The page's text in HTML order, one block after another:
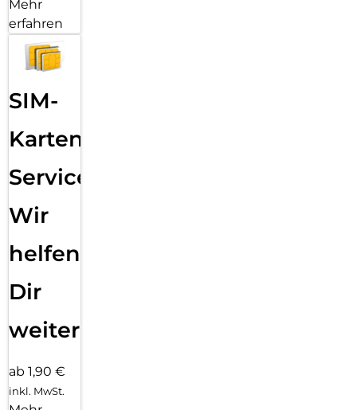
Mehr
erfahren
SIM-
Karten
Service:
Wir
helfen
Dir
weiter
ab 1,90 €
inkl. MwSt.